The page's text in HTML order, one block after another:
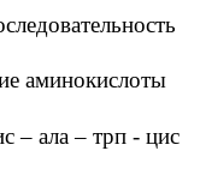
аминокислоты
ала – трп - цис